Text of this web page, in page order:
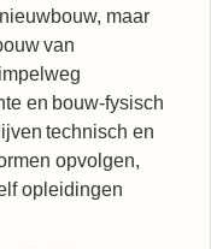
maar
van
en bouw-fysisch
technisch en
opvolgen,
opleidingen